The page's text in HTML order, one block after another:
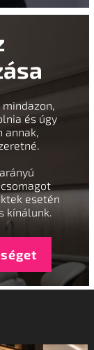
és úgy
annak,
esetén
kínálunk.